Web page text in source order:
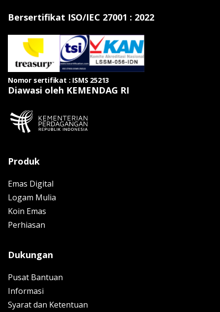
Bersertifikat ISO/IEC 27001 : 2022
Nomor sertifikat : ISMS 25213
Diawasi oleh KEMENDAG RI
Produk
Emas Digital
Logam Mulia
Koin Emas
Perhiasan
Dukungan
Pusat Bantuan
Informasi
Syarat dan Ketentuan